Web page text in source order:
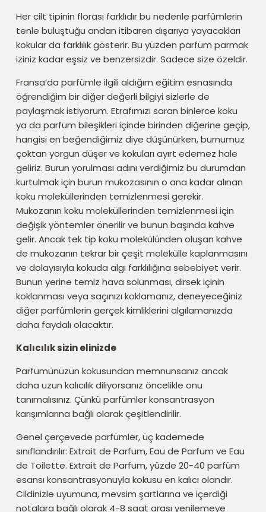
Her cilt tipinin florası farklıdır bu nedenle parfümlerin
tenle buluştuğu andan itibaren dışarıya yayacakları
kokular da farklılık gösterir. Bu yüzden parfüm parmak
iziniz kadar eşsiz ve benzersizdir. Sadece size özeldir.
Fransa’da parfümle ilgili aldığım eğitim esnasında
öğrendiğim bir diğer değerli bilgiyi sizlerle de
paylaşmak istiyorum. Etrafımızı saran binlerce koku
ya da parfüm bileşikleri içinde birinden diğerine geçip,
hangisi en beğendiğimiz diye düşünürken, burnumuz
çoktan yorgun düşer ve kokuları ayırt edemez hale
geliriz. Burun yorulması adını verdiğimiz bu durumdan
kurtulmak için burun mukozasının o ana kadar alınan
koku moleküllerinden temizlenmesi gerekir.
Mukozanın koku moleküllerinden temizlenmesi için
değişik yöntemler önerilir ve bunun başında kahve
gelir. Ancak tek tip koku molekülünden oluşan kahve
de mukozanın tekrar bir çeşit molekülle kaplanmasını
ve dolayısıyla kokuda algı farklılığına sebebiyet verir.
Bunun yerine temiz hava solunması, dirsek içinin
koklanması veya saçınızı koklamanız, deneyeceğiniz
diğer parfümlerin gerçek kimliklerini algılamanızda
daha faydalı olacaktır.
Kalıcılık sizin elinizde
Parfümünüzün kokusundan memnunsanız ancak
daha uzun kalıcılık diliyorsanız öncelikle onu
tanımalısınız. Çünkü parfümler konsantrasyon
karışımlarına bağlı olarak çeşitlendirilir.
Genel çerçevede parfümler, üç kademede
sınıflandırılır: Extrait de Parfum, Eau de Parfum ve Eau
de Toilette. Extrait de Parfum, yüzde 20-40 parfüm
esansı konsantrasyonuyla kokusu en kalıcı olandır.
Cildinizle uyumuna, mevsim şartlarına ve içerdiği
notalara bağlı olarak 4-8 saat arası yenilemeye